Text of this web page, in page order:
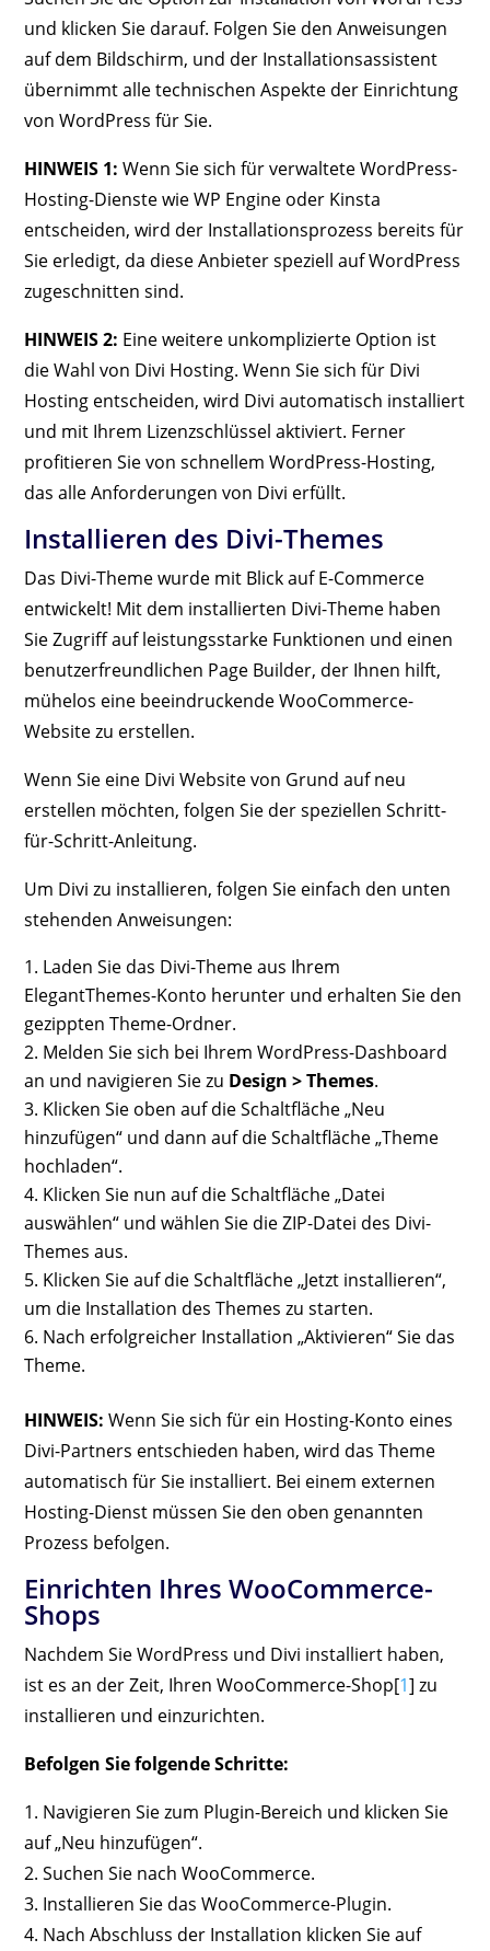
und klicken Sie darauf. Folgen Sie den Anweisungen
auf dem Bildschirm, und der Installationsassistent
übernimmt alle technischen Aspekte der Einrichtung
von WordPress für Sie.
HINWEIS 1: Wenn Sie sich für verwaltete WordPress-
Hosting-Dienste wie WP Engine oder Kinsta
entscheiden, wird der Installationsprozess bereits für
Sie erledigt, da diese Anbieter speziell auf WordPress
zugeschnitten sind.
HINWEIS 2: Eine weitere unkomplizierte Option ist
die Wahl von Divi Hosting. Wenn Sie sich für Divi
Hosting entscheiden, wird Divi automatisch installiert
und mit Ihrem Lizenzschlüssel aktiviert. Ferner
profitieren Sie von schnellem WordPress-Hosting,
das alle Anforderungen von Divi erfüllt.
Installieren des Divi-Themes
Das Divi-Theme wurde mit Blick auf E-Commerce
entwickelt! Mit dem installierten Divi-Theme haben
Sie Zugriff auf leistungsstarke Funktionen und einen
benutzerfreundlichen Page Builder, der Ihnen hilft,
mühelos eine beeindruckende WooCommerce-
Website zu erstellen.
Wenn Sie eine Divi Website von Grund auf neu
erstellen möchten, folgen Sie der speziellen Schritt-
für-Schritt-Anleitung.
Um Divi zu installieren, folgen Sie einfach den unten
stehenden Anweisungen:
Laden Sie das Divi-Theme aus Ihrem
ElegantThemes-Konto herunter und erhalten Sie den
gezippten Theme-Ordner.
Melden Sie sich bei Ihrem WordPress-Dashboard
an und navigieren Sie zu Design > Themes.
Klicken Sie oben auf die Schaltfläche „Neu
hinzufügen“ und dann auf die Schaltfläche „Theme
hochladen“.
Klicken Sie nun auf die Schaltfläche „Datei
auswählen“ und wählen Sie die ZIP-Datei des Divi-
Themes aus.
Klicken Sie auf die Schaltfläche „Jetzt installieren“,
um die Installation des Themes zu starten.
Nach erfolgreicher Installation „Aktivieren“ Sie das
Theme.
HINWEIS: Wenn Sie sich für ein Hosting-Konto eines
Divi-Partners entschieden haben, wird das Theme
automatisch für Sie installiert. Bei einem externen
Hosting-Dienst müssen Sie den oben genannten
Prozess befolgen.
Einrichten Ihres WooCommerce-
Shops
Nachdem Sie WordPress und Divi installiert haben,
ist es an der Zeit, Ihren WooCommerce-Shop[1] zu
installieren und einzurichten.
Befolgen Sie folgende Schritte:
1. Navigieren Sie zum Plugin-Bereich und klicken Sie
auf „Neu hinzufügen“.
2. Suchen Sie nach WooCommerce.
3. Installieren Sie das WooCommerce-Plugin.
4. Nach Abschluss der Installation klicken Sie auf